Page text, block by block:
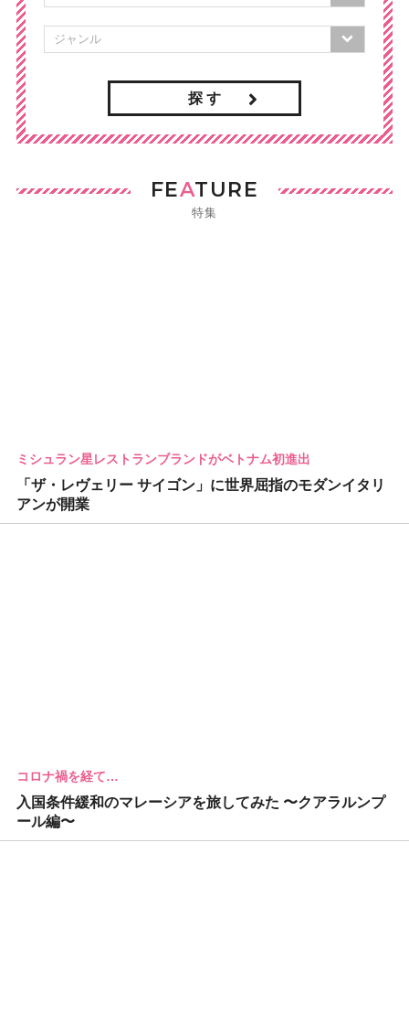
探 す
FEATURE
特集
ミシュラン星レストランブランドがベトナム初進出
「ザ・レヴェリー サイゴン」に世界屈指のモダンイタリ
アンが開業
コロナ禍を経て…
入国条件緩和のマレーシアを旅してみた 〜クアラルンプ
ール編〜